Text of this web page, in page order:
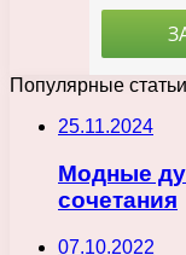
Популярные статьи
25.11.2024
Модные
сочетания
07.10.2022